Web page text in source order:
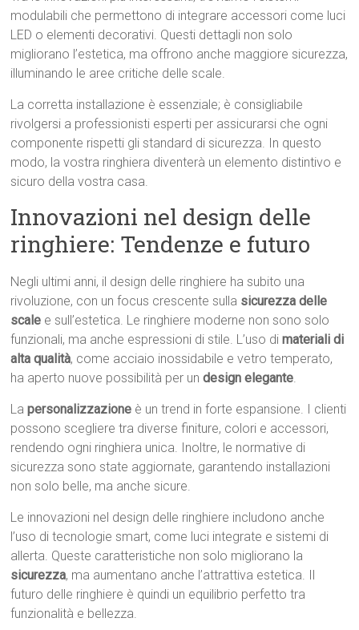
modulabili che permettono di integrare accessori come luci
LED o elementi decorativi. Questi dettagli non solo
migliorano l’estetica, ma offrono anche maggiore sicurezza,
illuminando le aree critiche delle scale.
La corretta installazione è essenziale; è consigliabile
rivolgersi a professionisti esperti per assicurarsi che ogni
componente rispetti gli standard di sicurezza. In questo
modo, la vostra ringhiera diventerà un elemento distintivo e
sicuro della vostra casa.
Innovazioni nel design delle
ringhiere: Tendenze e futuro
Negli ultimi anni, il design delle ringhiere ha subito una
rivoluzione, con un focus crescente sulla sicurezza delle
scale e sull’estetica. Le ringhiere moderne non sono solo
funzionali, ma anche espressioni di stile. L’uso dimateriali di
alta qualità, come acciaio inossidabile e vetro temperato,
ha aperto nuove possibilità per undesign elegante.
Lapersonalizzazione è un trend in forte espansione. I clienti
possono scegliere tra diverse finiture, colori e accessori,
rendendo ogni ringhiera unica. Inoltre, le normative di
sicurezza sono state aggiornate, garantendo installazioni
non solo belle, ma anche sicure.
Le innovazioni nel design delle ringhiere includono anche
l’uso di tecnologie smart, come luci integrate e sistemi di
allerta. Queste caratteristiche non solo migliorano la
sicurezza, ma aumentano anche l’attrattiva estetica. Il
futuro delle ringhiere è quindi un equilibrio perfetto tra
funzionalità e bellezza.